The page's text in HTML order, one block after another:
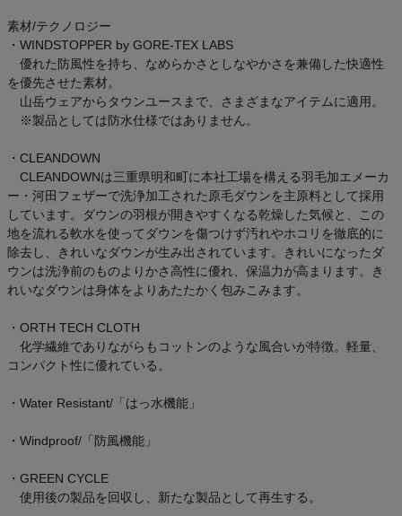
素材/テクノロジー
・WINDSTOPPER by GORE-TEX LABS
優れた防風性を持ち、なめらかさとしなやかさを兼備した快適性
を優先させた素材。
山岳ウェアからタウンユースまで、さまざまなアイテムに適用。
※製品としては防水仕様ではありません。
・CLEANDOWN
CLEANDOWNは三重県明和町に本社工場を構える羽毛加エメーカ
ー・河田フェザーで洗浄加工された原毛ダウンを主原料として採用
しています。ダウンの羽根が開きやすくなる乾燥した気候と、この
地を流れる軟水を使ってダウンを傷つけず汚れやホコリを徹底的に
除去し、きれいなダウンが生み出されています。きれいになったダ
ウンは洗浄前のものよりかさ高性に優れ、保温力が高まります。き
れいなダウンは身体をよりあたたかく包みこみます。
・ORTH TECH CLOTH
化学繊維でありながらもコットンのような風合いが特徴。軽量、
コンパクト性に優れている。
・Water Resistant/「はっ水機能」
・Windproof/「防風機能」
・GREEN CYCLE
使用後の製品を回収し、新たな製品として再生する。